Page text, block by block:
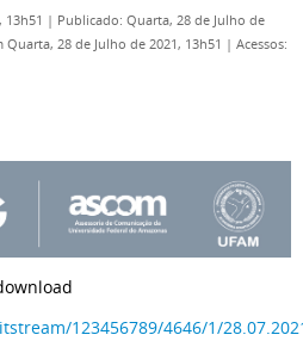
13h51 | Publicado: Quarta, 28 de Julho de
28 de Julho de 2021, 13h51 | Acessos:
123456789/4646/1/